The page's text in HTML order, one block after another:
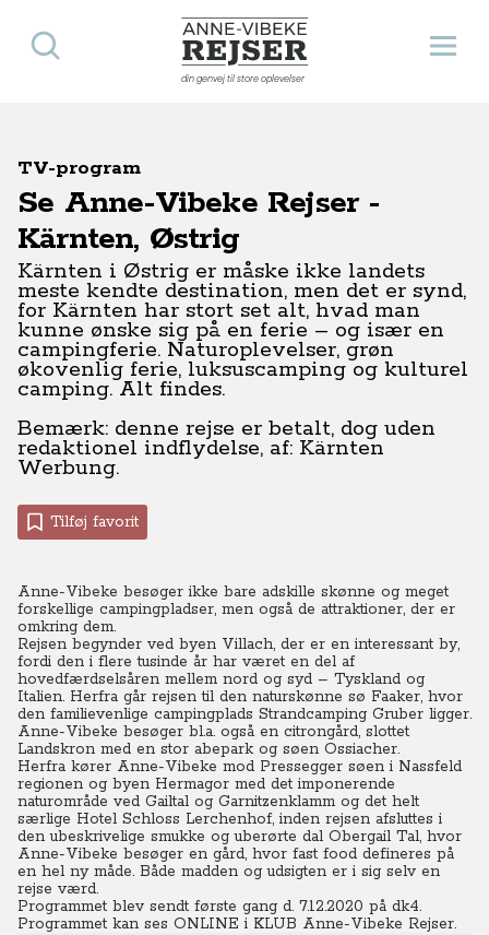
Anne-Vibeke Rejser
din genvej til store oplevelser
Åbn
Søg
TV-program
Se Anne-Vibeke Rejser -
Kärnten, Østrig
Kärnten i Østrig er måske ikke landets
meste kendte destination, men det er synd,
for Kärnten har stort set alt, hvad man
kunne ønske sig på en ferie – og især en
campingferie. Naturoplevelser, grøn
økovenlig ferie, luksuscamping og kulturel
camping. Alt findes.
Bemærk: denne rejse er betalt, dog uden
redaktionel indflydelse, af: Kärnten
Werbung.
Tilføj favorit
Anne-Vibeke besøger ikke bare adskille skønne og meget
forskellige campingpladser, men også de attraktioner, der er
omkring dem.
Rejsen begynder ved byen Villach, der er en interessant by,
fordi den i flere tusinde år har været en del af
hovedfærdselsåren mellem nord og syd – Tyskland og
Italien. Herfra går rejsen til den naturskønne sø Faaker, hvor
den familievenlige campingplads Strandcamping Gruber ligger.
Anne-Vibeke besøger bl.a. også en citrongård, slottet
Landskron med en stor abepark og søen Ossiacher.
Herfra kører Anne-Vibeke mod Pressegger søen i Nassfeld
regionen og byen Hermagor med det imponerende
naturområde ved Gailtal og Garnitzenklamm og det helt
særlige Hotel Schloss Lerchenhof, inden rejsen afsluttes i
den ubeskrivelige smukke og uberørte dal Obergail Tal, hvor
Anne-Vibeke besøger en gård, hvor fast food defineres på
en hel ny måde. Både madden og udsigten er i sig selv en
rejse værd.
Programmet blev sendt første gang d. 7.12.2020 på dk4.
Programmet kan ses ONLINEi KLUB Anne-Vibeke Rejser.